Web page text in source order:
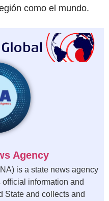
como el mundo.
Agency
is a state news agency
information and
State and collects and